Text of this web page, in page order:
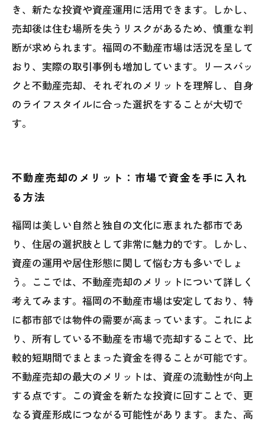
き、新たな投資や資産運用に活用できます。しかし、
売却後は住む場所を失うリスクがあるため、慎重な判
断が求められます。福岡の不動産市場は活況を呈して
おり、実際の取引事例も増加しています。リースバッ
クと不動産売却、それぞれのメリットを理解し、自身
のライフスタイルに合った選択をすることが大切で
す。
不動産売却のメリット：市場で資金を手に入れ
る方法
福岡は美しい自然と独自の文化に恵まれた都市であ
り、住居の選択肢として非常に魅力的です。しかし、
資産の運用や居住形態に関して悩む方も多いでしょ
う。ここでは、不動産売却のメリットについて詳しく
考えてみます。福岡の不動産市場は安定しており、特
に都市部では物件の需要が高まっています。これによ
り、所有している不動産を市場で売却することで、比
較的短期間でまとまった資金を得ることが可能です。
不動産売却の最大のメリットは、資産の流動性が向上
する点です。この資金を新たな投資に回すことで、更
なる資産形成につながる可能性があります。また、高